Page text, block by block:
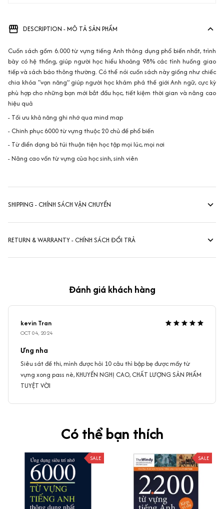
DESCRIPTION - MÔ TẢ SẢN PHẨM
Cuốn sách gồm 6.000 từ vựng tiếng Anh thông dụng phổ biến nhất, trình
bày có hệ thống, giúp người học hiểu khoảng 98% các tình huống giao
tiếp và sách báo thông thường. Có thể nói cuốn sách này giống như chiếc
chia khóa "vạn năng” giúp người học khám phá thế giới Anh ngữ, cực kỳ
phù hợp cho những bạn mới bắt đầu học, tiết kiệm thời gian và nâng cao
hiệu quả
- Tối ưu khả năng ghi nhớ qua mind map
- Chinh phục 6000 từ vựng thuộc 20 chủ đề phổ biến
- Từ điển dạng bỏ túi thuận tiện học tập mọi lúc, mọi nơi
- Nâng cao vốn từ vựng của học sinh, sinh viên
SHIPPING - CHÍNH SÁCH VẬN CHUYỂN
RETURN & WARRANTY - CHÍNH SÁCH ĐỔI TRẢ
Đánh giá khách hàng
kevin Tran
OCT 04, 2024
Ưng nha
Siêu sát đề thi, mình được hỏi 10 câu thì bập bẹ được mấy từ
vựng xong pass nè, KHUYẾN NGHỊ CAO, CHẤT LƯỢNG SẢN PHẨM
TUYỆT VỜI
Có thể bạn thích
SALE SALE